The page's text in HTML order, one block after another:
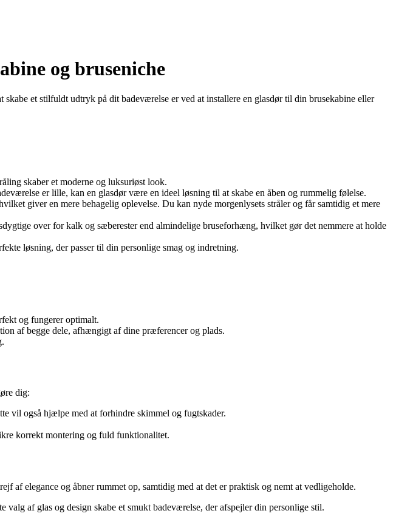
og bruseniche
et stilfuldt udtryk på dit badeværelse er ved at installere en glasdør til din brusekabine eller
skaber et moderne og luksuriøst look.
er lille, kan en glasdør være en ideel løsning til at skabe en åben og rummelig følelse.
giver en mere behagelig oplevelse. Du kan nyde morgenlysets stråler og får samtidig et mere
over for kalk og sæberester end almindelige bruseforhæng, hvilket gør det nemmere at holde
løsning, der passer til din personlige smag og indretning.
og fungerer optimalt.
af begge dele, afhængigt af dine præferencer og plads.
dig:
vil også hjælpe med at forhindre skimmel og fugtskader.
korrekt montering og fuld funktionalitet.
af elegance og åbner rummet op, samtidig med at det er praktisk og nemt at vedligeholde.
af glas og design skabe et smukt badeværelse, der afspejler din personlige stil.